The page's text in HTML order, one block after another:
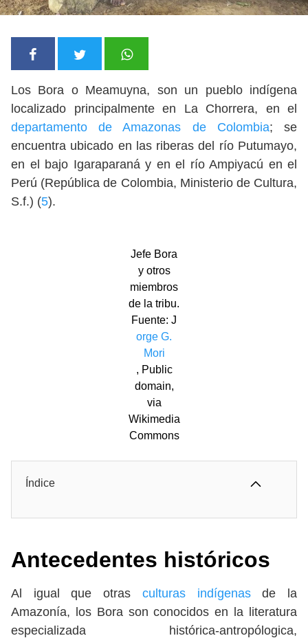
Los Bora o Meamuyna, son un pueblo indígena
localizado principalmente en La Chorrera, en el
departamento de Amazonas de Colombia; se
encuentra ubicado en las riberas del río Putumayo,
en el bajo Igaraparaná y en el río Ampiyacú en el
Perú (República de Colombia, Ministerio de Cultura,
S.f.) (5).
Jefe Bora
y otros
miembros
de la tribu.
Fuente: J
orge G.
Mori
, Public
domain,
via
Wikimedia
Commons
Índice
Antecedentes históricos
Al igual que otras culturas indígenasde la
Amazonía, los Bora son conocidos en la literatura
especializada histórica-antropólogica,